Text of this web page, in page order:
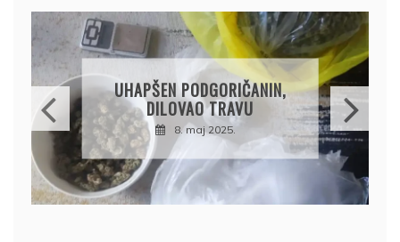
DRŽAVLJANIN RUSIJE
OSUMNJIČEN DA JE
PRODAO TUĐI BMW,
DRŽAVU NAPUSTIO
BRODOM
12. februar 2025.